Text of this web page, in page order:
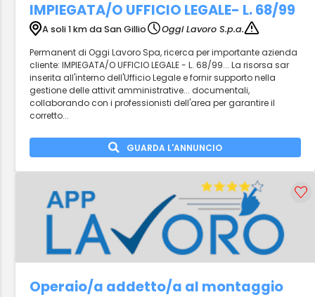
IMPIEGATA/O UFFICIO LEGALE- L. 68/99
A soli 1 km da San Gillio
Oggi Lavoro S.p.a.
Permanent di Oggi Lavoro Spa, ricerca per importante azienda
cliente: IMPIEGATA/O UFFICIO LEGALE - L. 68/99... La risorsa sar
inserita all'interno dell'Ufficio Legale e fornir supporto nella
gestione delle attivit amministrative... documentali,
collaborando con i professionisti dell'area per garantire il
corretto...
GUARDA L'ANNUNCIO
Operaio/a addetto/a al montaggio